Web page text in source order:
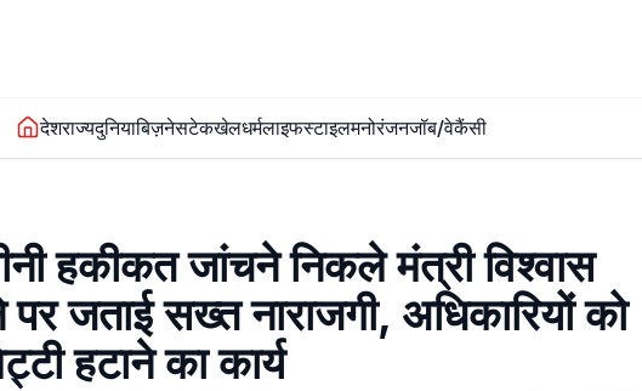
देशराज्यदुनियाबिज़नेसटेकखेलधर्मलाइफस्टाइलमनोरंजनजॉब/वेकैंसी
हकीकत जांचने निकले मंत्री विश्वास
पर जताई सख्त नाराजगी, अधिकारियों को
हटाने का कार्य